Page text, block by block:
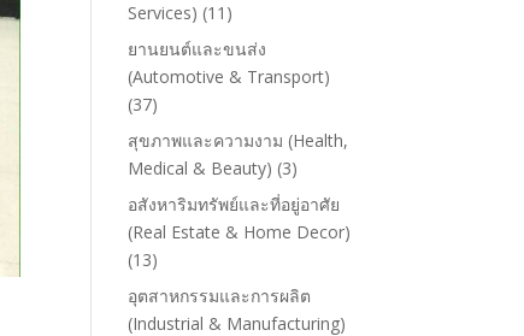
Services) (11)
ยานยนต์และขนส่ง
(Automotive & Transport)
(37)
สุขภาพและความงาม (Health,
Medical & Beauty) (3)
อสังหาริมทรัพย์และที่อยู่อาศัย
(Real Estate & Home Decor)
(13)
อุตสาหกรรมและการผลิต
(Industrial & Manufacturing)